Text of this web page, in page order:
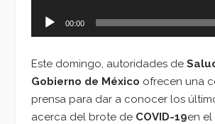
00:00
Este domingo, autoridades de
Gobierno de México ofrecen una
prensa para dar a conocer los
acerca del brote de COVID-19en el